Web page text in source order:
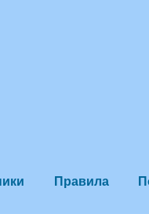
Правила